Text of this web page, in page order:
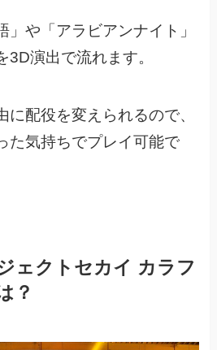
」や「アラビアンナイト」
3D演出で流れます。
に配役を変えられるので、
た気持ちでプレイ可能で
ェクトセカイ カラフ
？